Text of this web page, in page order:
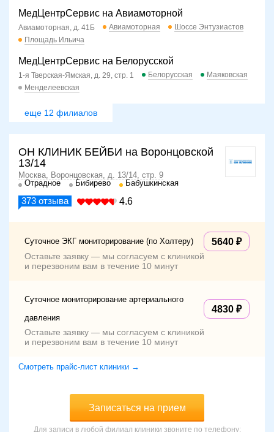
МедЦентрСервис на Авиамоторной
Авиамоторная, д. 41Б Авиамоторная
Шоссе Энтузиастов
Площадь Ильича
МедЦентрСервис на Белорусской
1-я Тверская-Ямская, д. 29, стр. 1 Белорусская
Маяковская
Менделеевская
еще 12 филиалов
ОН КЛИНИК БЕЙБИ на Воронцовской
13/14
Москва, Воронцовская, д. 13/14, стр. 9
Отрадное
Бибирево Бабушкинская
373 отзыва 4.6
Суточное ЭКГ мониторирование (по Холтеру) 5640
Оставьте заявку — мы согласуем с клиникой
и перезвоним вам в течение 10 минут
Суточное мониторирование артериального
давления
4830
Оставьте заявку — мы согласуем с клиникой
и перезвоним вам в течение 10 минут
Смотреть прайс-лист клиники →
Записаться на прием
Для записи в любой филиал клиники звоните по телефону: